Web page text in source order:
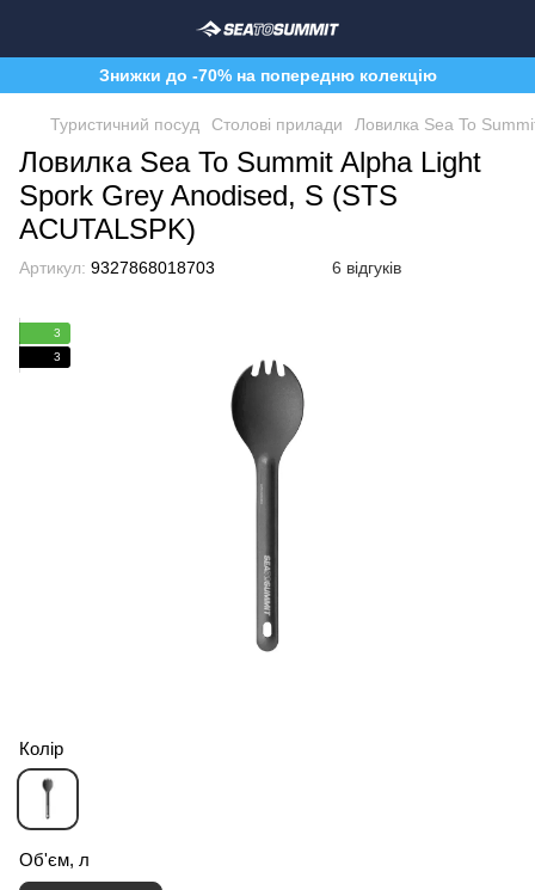
Знижки до -70% на попередню колекцію
Туристичний посуд Столові прилади Ловилка Sea To
Ловилка Sea To Summit Alpha Light
Spork Grey Anodised, S (STS
ACUTALSPK)
Артикул: 9327868018703 6 відгуків
3
3
Колір
Об'єм, л